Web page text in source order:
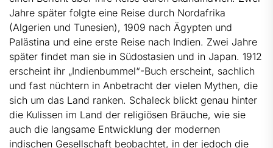
Jahre später folgte eine Reise durch Nordafrika
(Algerien und Tunesien), 1909 nach Ägypten und
Palästina und eine erste Reise nach Indien. Zwei Jahre
später findet man sie in Südostasien und in Japan. 1912
erscheint ihr „Indienbummel“-Buch erscheint, sachlich
und fast nüchtern in Anbetracht der vielen Mythen, die
sich um das Land ranken. Schaleck blickt genau hinter
die Kulissen im Land der religiösen Bräuche, wie sie
auch die langsame Entwicklung der modernen
indischen Gesellschaft beobachtet, in der jedoch die